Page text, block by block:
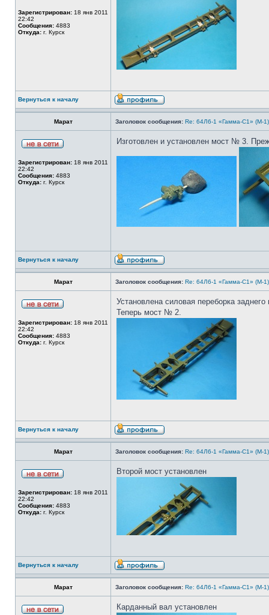
Зарегистрирован: 18 янв 2011
22:42
Сообщения: 4883
Откуда: г. Курск
Вернуться к началу
Марат Заголовок сообщения: Re: 64Л6-1 «Гамма-С1» (М-
Зарегистрирован: 18 янв 2011
22:42
Сообщения: 4883
Откуда: г. Курск
Изготовлен и установлен мост № 3.
Вернуться к началу
Марат Заголовок сообщения: Re: 64Л6-1 «Гамма-С1» (М-
Зарегистрирован: 18 янв 2011
22:42
Сообщения: 4883
Откуда: г. Курск
Установлена силовая переборка заднего
Теперь мост № 2.
Вернуться к началу
Марат Заголовок сообщения: Re: 64Л6-1 «Гамма-С1» (М-
Зарегистрирован: 18 янв 2011
22:42
Сообщения: 4883
Откуда: г. Курск
Второй мост установлен
Вернуться к началу
Марат Заголовок сообщения: Re: 64Л6-1 «Гамма-С1» (М-
Карданный вал установлен